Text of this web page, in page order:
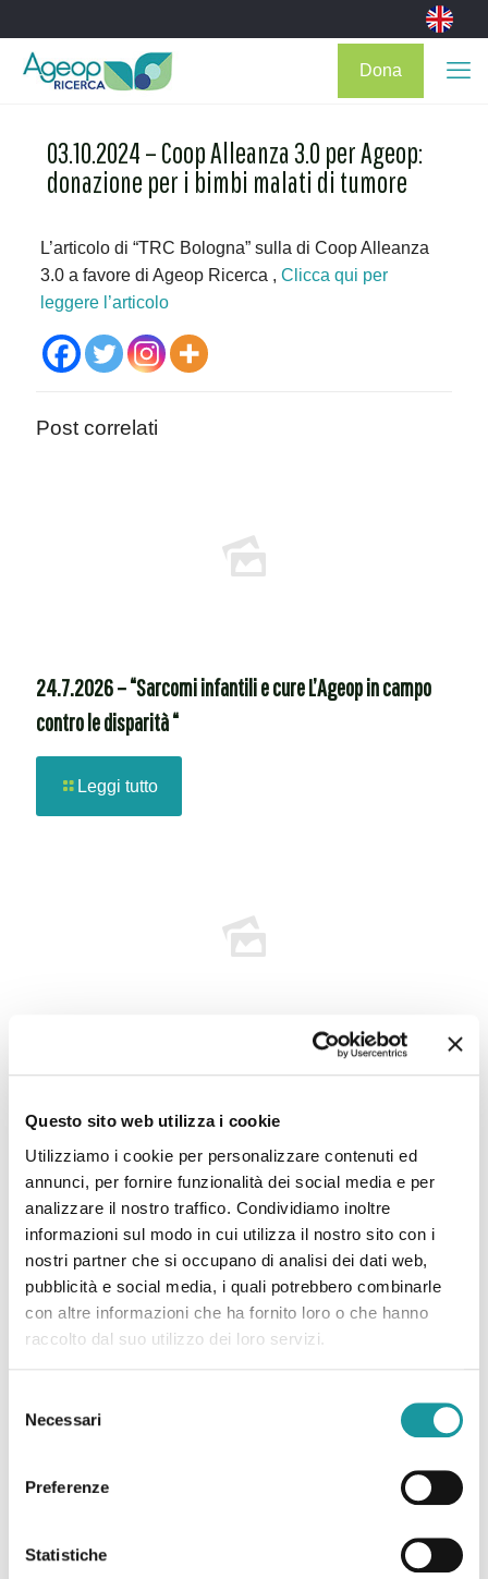
Questo sito web utilizza i cookie
Utilizziamo i cookie per personalizzare contenuti ed
annunci, per fornire funzionalità dei social media e per
analizzare il nostro traffico. Condividiamo inoltre
informazioni sul modo in cui utilizza il nostro sito con i
nostri partner che si occupano di analisi dei dati web,
pubblicità e social media, i quali potrebbero combinarle
con altre informazioni che ha fornito loro o che hanno
raccolto dal suo utilizzo dei loro servizi.
delNecessari
Preferenze
Statistiche
Dona
03.10.2024 – Coop Alleanza 3.0 per Ageop:
donazione per i bimbi malati di tumore
L’articolo di “TRC Bologna” sulla di Coop Alleanza
3.0 a favore di Ageop Ricerca , Clicca qui per
leggere l’articolo
Post correlati
24.7.2026 – “Sarcomi infantili e cure L’Ageop in campo
contro le disparità “
Leggi tutto
22.6.2026 – “Morto Andrea ‘Floppy’ Filippini, l’infermiere
Leggi tutto
22.6.2026 – “Andrea Filippini Floppy è morto. Addio
magica” “